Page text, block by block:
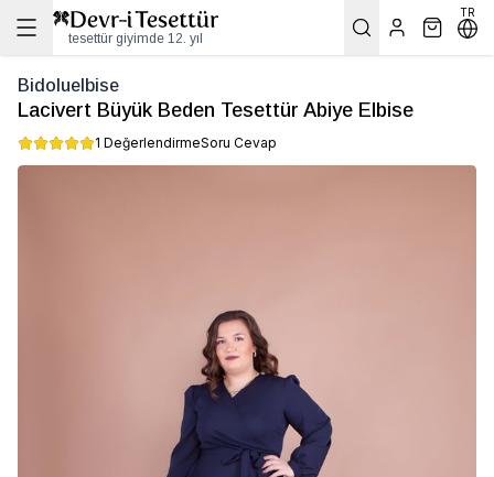
tesettür giyimde 12. yıl
TR
Bidoluelbise
Lacivert Büyük Beden Tesettür Abiye Elbise
1 DeğerlendirmeSoru Cevap